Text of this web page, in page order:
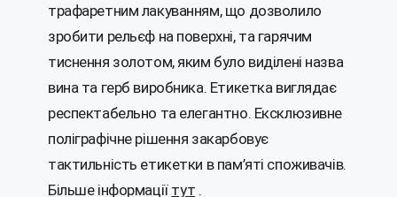
трафаретним лакуванням, що дозволило
зробити рельєф на поверхні, та гарячим
тиснення золотом, яким було виділені назва
вина та герб виробника. Етикетка виглядає
респектабельно та елегантно. Ексклюзивне
поліграфічне рішення закарбовує
тактильність етикетки в пам’яті споживачів.
Більше інформації тут .